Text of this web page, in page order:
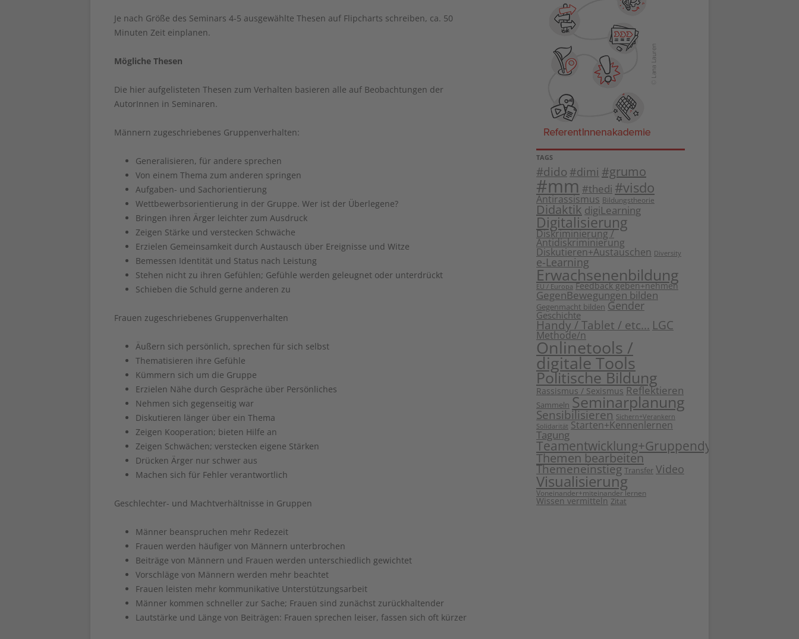
Je nach Größe des Seminars 4-5 ausgewählte Thesen auf Flipcharts schreiben, ca. 50
Minuten Zeit einplanen.
Mögliche Thesen
Die hier aufgelisteten Thesen zum Verhalten basieren alle auf Beobachtungen der
AutorInnen in Seminaren.
Männern zugeschriebenes Gruppenverhalten:
Generalisieren, für andere sprechen
Von einem Thema zum anderen springen
Aufgaben- und Sachorientierung
Wettbewerbsorientierung in der Gruppe. Wer ist der Überlegene?
Bringen ihren Ärger leichter zum Ausdruck
Zeigen Stärke und verstecken Schwäche
Erzielen Gemeinsamkeit durch Austausch über Ereignisse und Witze
Bemessen Identität und Status nach Leistung
Stehen nicht zu ihren Gefühlen; Gefühle werden geleugnet oder unterdrückt
Schieben die Schuld gerne anderen zu
Frauen zugeschriebenes Gruppenverhalten
Äußern sich persönlich, sprechen für sich selbst
Thematisieren ihre Gefühle
Kümmern sich um die Gruppe
Erzielen Nähe durch Gespräche über Persönliches
Nehmen sich gegenseitig war
Diskutieren länger über ein Thema
Zeigen Kooperation; bieten Hilfe an
Zeigen Schwächen; verstecken eigene Stärken
Drücken Ärger nur schwer aus
Machen sich für Fehler verantwortlich
Geschlechter- und Machtverhältnisse in Gruppen
Männer beanspruchen mehr Redezeit
Frauen werden häufiger von Männern unterbrochen
Beiträge von Männern und Frauen werden unterschiedlich gewichtet
Vorschläge von Männern werden mehr beachtet
Frauen leisten mehr kommunikative Unterstützungsarbeit
Männer kommen schneller zur Sache; Frauen sind zunächst zurückhaltender
Lautstärke und Länge von Beiträgen: Frauen sprechen leiser, fassen sich oft kürzer
TAGS
#dido #dimi #grumo
#mm #thedi #visdo
Antirassismus Bildungstheorie
Didaktik digiLearning
Digitalisierung
Diskriminierung /
Antidiskriminierung
Diskutieren+Austauschen Diversity
e-Learning
Erwachsenenbildung
EU / Europa Feedback geben+nehmen
GegenBewegungen bilden
Gegenmacht bilden Gender
Geschichte
Handy / Tablet / etc... LGC
Methode/n
Onlinetools /
digitale Tools
Politische Bildung
Rassismus / Sexismus Reflektieren
Sammeln Seminarplanung
Sensibilisieren Sichern+Verankern
Solidarität Starten+Kennenlernen
Tagung
Teamentwicklung+Gruppendynamik
Themen bearbeiten
Themeneinstieg Transfer Video
Visualisierung
Voneinander+miteinander lernen
Wissen vermitteln Zitat